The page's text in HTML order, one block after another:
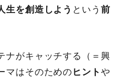
生を創造しよう という前
ナがキャッチする（＝興
マはそのためのヒントや